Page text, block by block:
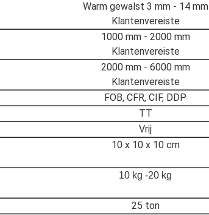
Warm gewalst 3 mm - 14 mm
Klantenvereiste
1000 mm - 2000 mm
Klantenvereiste
2000 mm - 6000 mm
Klantenvereiste
FOB, CFR, CIF, DDP
TT
Vrij
10 x 10 x 10 cm
10 kg -20 kg
25 ton